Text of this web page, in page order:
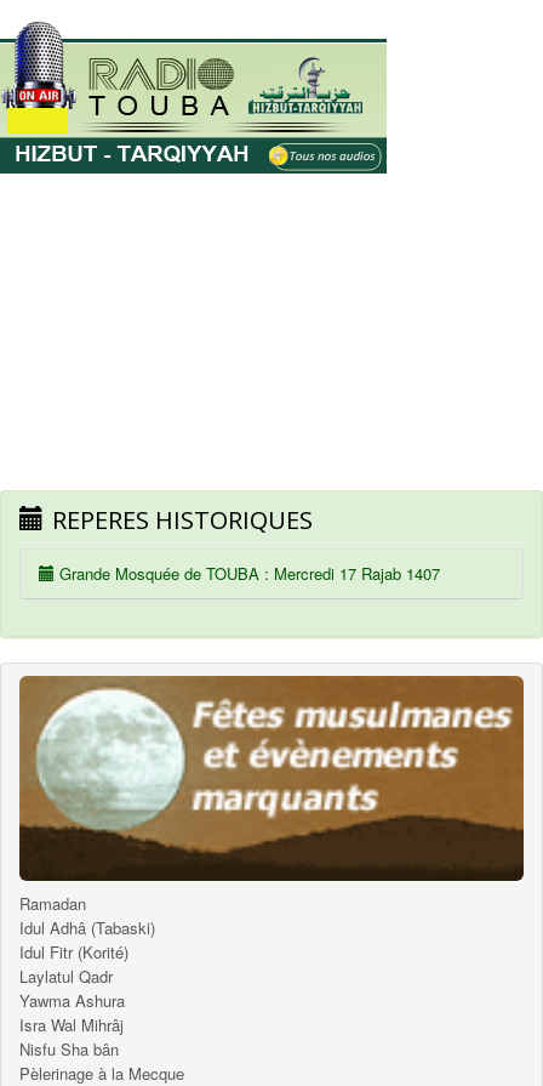
REPERES HISTORIQUES
Grande Mosquée de TOUBA : Mercredi 17 Rajab 1407
Ramadan
Idul Adhâ (Tabaski)
Idul Fitr (Korité)
Laylatul Qadr
Yawma Ashura
Isra Wal Mihrâj
Nisfu Sha bân
Pèlerinage à la Mecque